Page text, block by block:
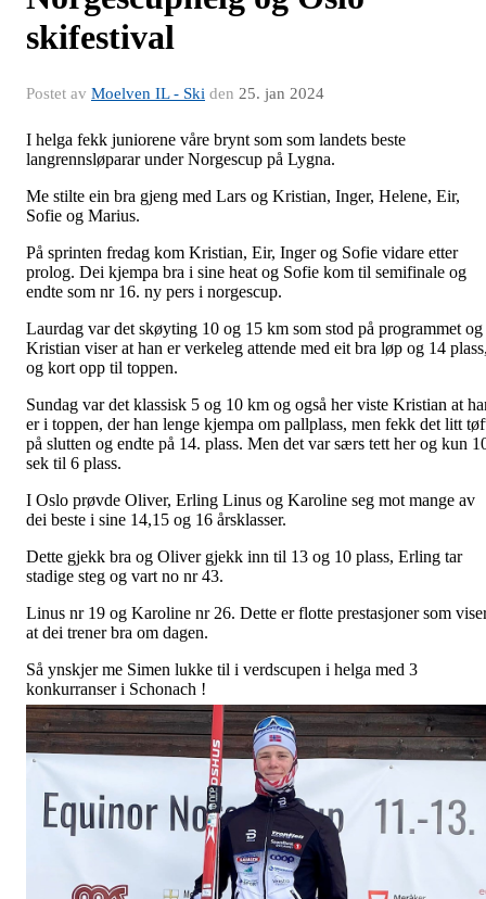
skifestival
Postet av Moelven IL - Ski den 25. jan 2024
I helga fekk juniorene våre brynt som som landets beste
langrennsløparar under Norgescup på Lygna.
Me stilte ein bra gjeng med Lars og Kristian, Inger, Helene, Eir,
Sofie og Marius.
På sprinten fredag kom Kristian, Eir, Inger og Sofie vidare etter
prolog. Dei kjempa bra i sine heat og Sofie kom til semifinale og
endte som nr 16. ny pers i norgescup.
Laurdag var det skøyting 10 og 15 km som stod på programmet og
Kristian viser at han er verkeleg attende med eit bra løp og 14
og kort opp til toppen.
Sundag var det klassisk 5 og 10 km og også her viste Kristian at
er i toppen, der han lenge kjempa om pallplass, men fekk det litt
på slutten og endte på 14. plass. Men det var særs tett her og kun
sek til 6 plass.
I Oslo prøvde Oliver, Erling Linus og Karoline seg mot mange av
dei beste i sine 14,15 og 16 årsklasser.
Dette gjekk bra og Oliver gjekk inn til 13 og 10 plass, Erling tar
stadige steg og vart no nr 43.
Linus nr 19 og Karoline nr 26. Dette er flotte prestasjoner som
at dei trener bra om dagen.
Så ynskjer me Simen lukke til i verdscupen i helga med 3
konkurranser i Schonach !